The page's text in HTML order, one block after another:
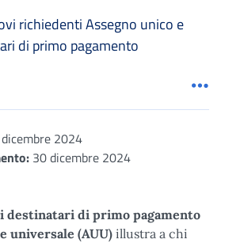
richiedenti Assegno unico e
di primo pagamento
2024
30 dicembre 2024
destinatari di primo pagamento
universale (AUU) illustra a chi